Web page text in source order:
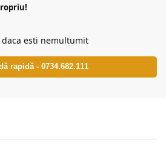
esti nemultumit
rapidă - 0734.682.111